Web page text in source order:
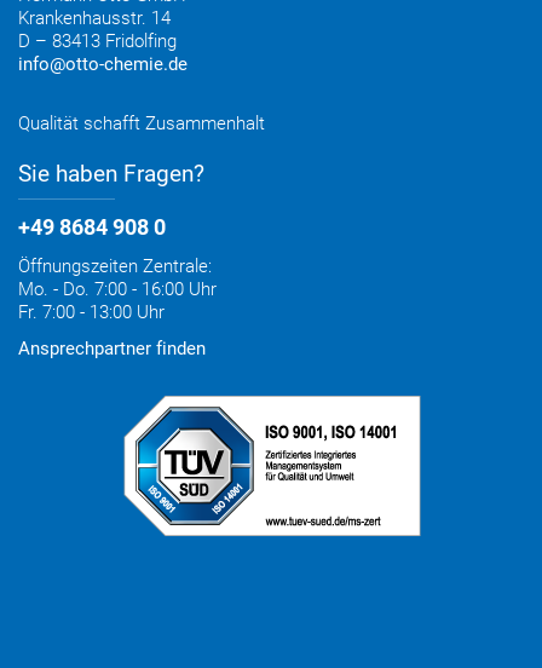
Krankenhausstr. 14
D – 83413 Fridolfing
info@otto-chemie.de
Qualität schafft Zusammenhalt
Sie haben Fragen?
+49 8684 908 0
Öffnungszeiten Zentrale:
Mo. - Do. 7:00 - 16:00 Uhr
Fr. 7:00 - 13:00 Uhr
Ansprechpartner finden